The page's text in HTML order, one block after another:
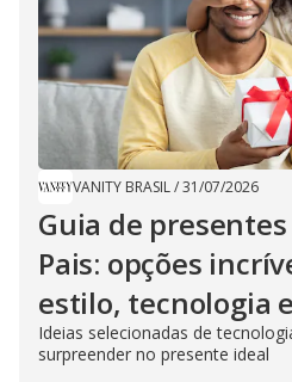
VANITY BRASIL/31/07/2026
Guia de
Pais: opções
estilo, tecnologia
Ideias selecionadas de
surpreender no presente ideal